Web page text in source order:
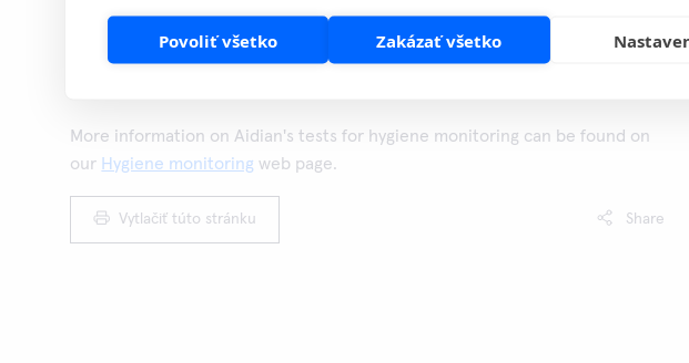
Povoliť všetko Zakázať všetko
Card PRO is an easy and fast test for detecting proteins on surfaces.
You can download the new guide here:A Guide to Monitoring Surface
More information on Aidian's tests for hygiene monitoring can be found on
our Hygiene monitoring web page.
Vytlačiť túto stránku Share